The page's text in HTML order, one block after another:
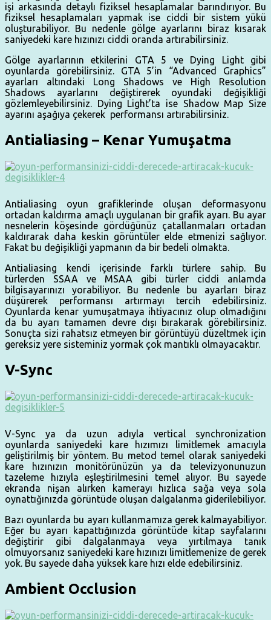
işi arkasında detaylı fiziksel hesaplamalar barındırıyor. Bu
fiziksel hesaplamaları yapmak ise ciddi bir sistem yükü
oluşturabiliyor. Bu nedenle gölge ayarlarını biraz kısarak
saniyedeki kare hızınızı ciddi oranda artırabilirsiniz.
Gölge ayarlarının etkilerini GTA 5 ve Dying Light gibi
oyunlarda görebilirsiniz. GTA 5’in “Advanced Graphics”
ayarları altındaki Long Shadows ve High Resolution
Shadows ayarlarını değiştirerek oyundaki değişikliği
gözlemleyebilirsiniz. Dying Light’ta ise Shadow Map Size
ayarını aşağıya çekerek performansı artırabilirsiniz.
Antialiasing – Kenar Yumuşatma
Antialiasing oyun grafiklerinde oluşan deformasyonu
ortadan kaldırma amaçlı uygulanan bir grafik ayarı. Bu ayar
nesnelerin köşesinde gördüğünüz çatallanmaları ortadan
kaldırarak daha keskin görüntüler elde etmenizi sağlıyor.
Fakat bu değişikliği yapmanın da bir bedeli olmakta.
Antialiasing kendi içerisinde farklı türlere sahip. Bu
türlerden SSAA ve MSAA gibi türler ciddi anlamda
bilgisayarınızı yorabiliyor. Bu nedenle bu ayarları biraz
düşürerek performansı artırmayı tercih edebilirsiniz.
Oyunlarda kenar yumuşatmaya ihtiyacınız olup olmadığını
da bu ayarı tamamen devre dışı bırakarak görebilirsiniz.
Sonuçta sizi rahatsız etmeyen bir görüntüyü düzeltmek için
gereksiz yere sisteminiz yormak çok mantıklı olmayacaktır.
V-Sync
V-Sync ya da uzun adıyla vertical synchronization
oyunlarda saniyedeki kare hızımızı limitlemek amacıyla
geliştirilmiş bir yöntem. Bu metod temel olarak saniyedeki
kare hızınızın monitörünüzün ya da televizyonunuzun
tazeleme hızıyla eşleştirilmesini temel alıyor. Bu sayede
ekranda nişan alırken kamerayı hızlıca sağa veya sola
oynattığınızda görüntüde oluşan dalgalanma giderilebiliyor.
Bazı oyunlarda bu ayarı kullanmamıza gerek kalmayabiliyor.
Eğer bu ayarı kapattığınızda görüntüde kitap sayfalarını
değiştirir gibi dalgalanmaya veya yırtılmaya tanık
olmuyorsanız saniyedeki kare hızınızı limitlemenize de gerek
yok. Bu sayede daha yüksek kare hızı elde edebilirsiniz.
Ambient Occlusion